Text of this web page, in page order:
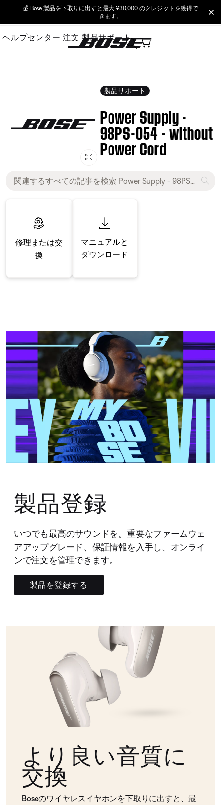
Main
💰 Bose 製品を下取りに出すと最大 ¥30,000 のクレジットを獲得で
きます。
ヘルプセンター 注文 製品サポート
製品サポート
Power Supply -
98PS-054 - without
Power Cord
修理または交
換
マニュアルと
ダウンロード
製品登録
いつでも最高のサウンドを。重要なファームウェ
アアップグレード、保証情報を入手し、オンライ
ンで注文を管理できます。
製品を登録する
より良い音質に
交換
Boseのワイヤレスイヤホンを下取りに出すと、最